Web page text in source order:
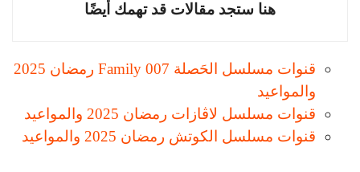
هنا ستجد مقالات قد تهمك أيضًا
قنوات مسلسل الحَصلة 007 Family رمضان 2025
والمواعيد
قنوات مسلسل لاڨازات رمضان 2025 والمواعيد
قنوات مسلسل الكوتش رمضان 2025 والمواعيد